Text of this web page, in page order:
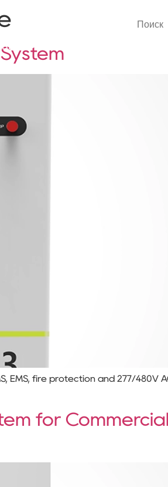
EMS, fire protection and 277/480V
for